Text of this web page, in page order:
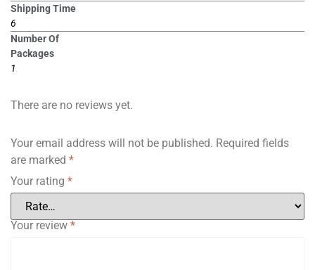
Shipping Time
6
Number Of
Packages
1
There are no reviews yet.
Your email address will not be published. Required fields
are marked *
Your rating *
Your review *